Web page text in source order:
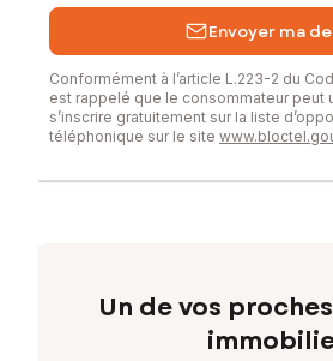
Envoyer ma
Conformément à l’article L.223-2 du
est rappelé que le consommateur peut
s’inscrire gratuitement sur la liste
téléphonique sur le site
Un de vos